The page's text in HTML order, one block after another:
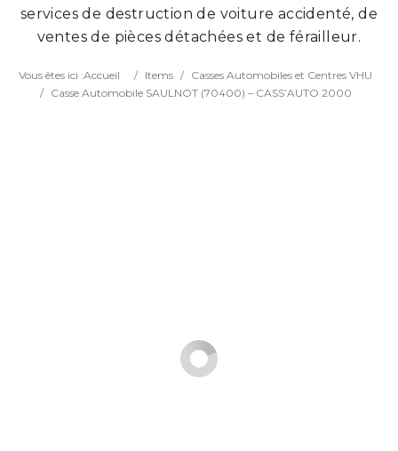
Search
services de destruction de voiture accidenté, de
ventes de pièces détachées et de férailleur.
Vous êtes ici :Accueil / Items / Casses Automobiles et Centres VHU
/
Casse Automobile SAULNOT (70400) – CASS’AUTO 2000